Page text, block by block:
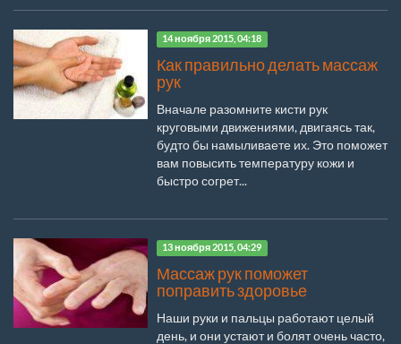
14 ноября 2015, 04:18
Как правильно делать массаж
рук
Вначале разомните кисти рук
круговыми движениями, двигаясь так,
будто бы намыливаете их. Это поможет
вам повысить температуру кожи и
быстро согрет...
13 ноября 2015, 04:29
Массаж рук поможет
поправить здоровье
Наши руки и пальцы работают целый
день, и они устают и болят очень часто,